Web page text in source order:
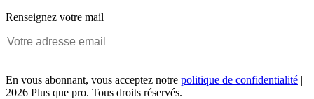
Renseignez votre mail
En vous abonnant, vous acceptez notre politique de confidentialité |
2026 Plus que pro. Tous droits réservés.